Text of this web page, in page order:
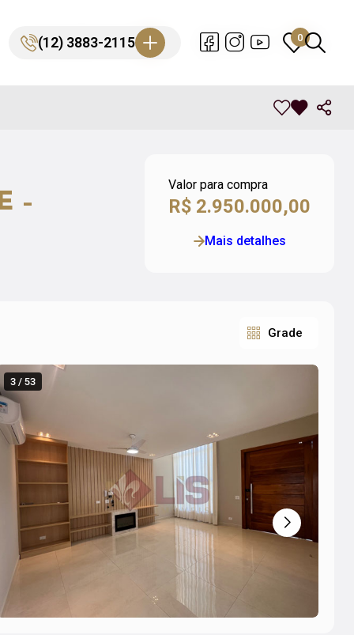
(12) 3883-2115 0
(12) 3883-2115 0
–
Valor para compra
R$ 2.950.000,00
Mais detalhes
Grade
3 / 53